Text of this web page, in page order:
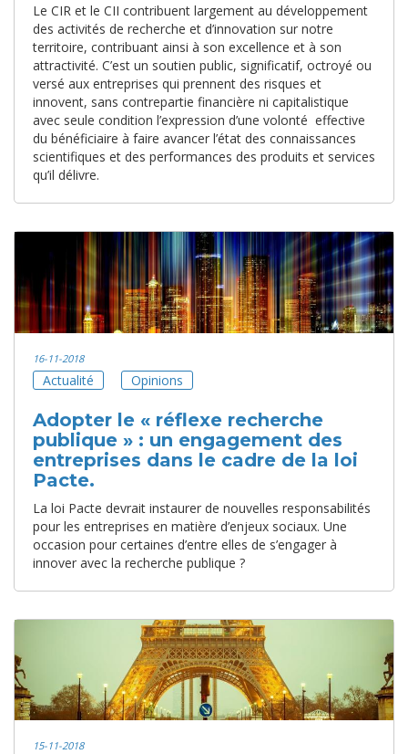
Le CIR et le CII contribuent largement au développement
des activités de recherche et d’innovation sur notre
territoire, contribuant ainsi à son excellence et à son
attractivité. C’est un soutien public, significatif, octroyé ou
versé aux entreprises qui prennent des risques et
innovent, sans contrepartie financière ni capitalistique
avec seule condition l’expression d’une volonté effective
du bénéficiaire à faire avancer l’état des connaissances
scientifiques et des performances des produits et services
qu’il délivre.
16-11-2018
Actualité Opinions
Adopter le « réflexe recherche
publique » : un engagement des
entreprises dans le cadre de la loi
Pacte.
La loi Pacte devrait instaurer de nouvelles responsabilités
pour les entreprises en matière d’enjeux sociaux. Une
occasion pour certaines d’entre elles de s’engager à
innover avec la recherche publique ?
15-11-2018